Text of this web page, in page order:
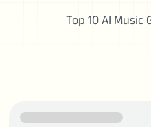
Top 10 AI